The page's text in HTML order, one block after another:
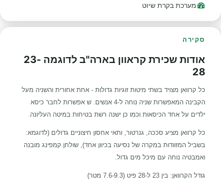
מערכת בקרת שיוט
סקירה
אודות שכירת קראוון בארה"ב לדוגמה 23-
28
כל קרוואן מצויד בשתי מיטות זוגיות גדולות - אחת אחורית והשניה מעל
הקבינה המאפשרות שניה נוחה ל-4 אנשים. ש אפשרות לחבר כיסא
ילדים על אחד הכיסאות וכמו כן ישנה רשת בטיחות במיטה העליונה.
כל קרוואן מציע סככה, גנרטור, ותאי אחסון חיצוניים גדולים (לדוגמא:
בשביל המזוודות במקרה של נסיעה בכיוון אחד), שולחן קמפינג מובנה
ואמבטיה נוחה עם מיכל מים גדול.
גודל הקרוואן: בין 23 ל-28 פיט (7.6-9.3 מטר)